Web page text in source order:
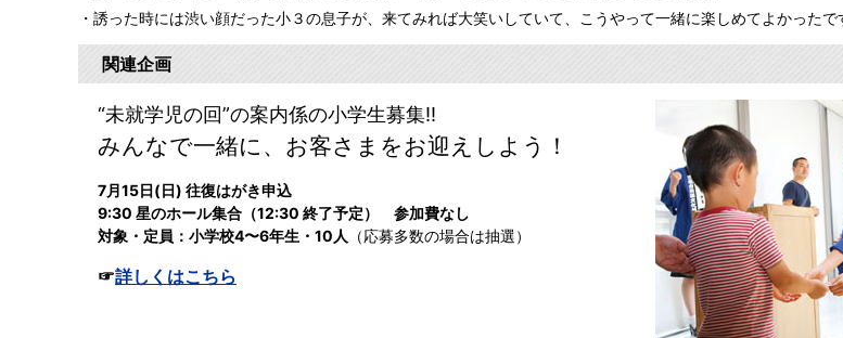
誘った時には渋い顔だった小３の息子が、来てみれば大笑いしていて、こうやって一緒に楽しめてよかったで
関連企画
“未就学児の回”の案内係の小学生募集!!
みんなで一緒に、お客さまをお迎えしよう！
7月15日(日) 往復はがき申込
9:30 星のホール集合（12:30 終了予定） 参加費なし
対象・定員：小学校4〜6年生・10人
（応募多数の場合は抽選）
☞詳しくはこちら